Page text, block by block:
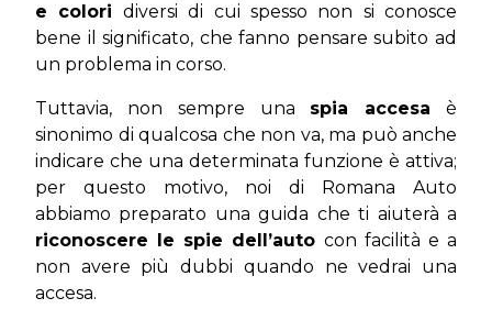
e colori diversi di cui spesso non si conosce
bene il significato, che fanno pensare subito ad
un problema in corso.
Tuttavia, non sempre una spia accesa è
sinonimo di qualcosa che non va, ma può anche
indicare che una determinata funzione è attiva;
per questo motivo, noi di Romana Auto
abbiamo preparato una guida che ti aiuterà a
riconoscere le spie dell’auto con facilità e a
non avere più dubbi quando ne vedrai una
accesa.